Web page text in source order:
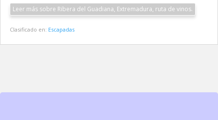
Leer más sobre Ribera del Guadiana, Extremadura, ruta de vinos.
Clasificado en: Escapadas